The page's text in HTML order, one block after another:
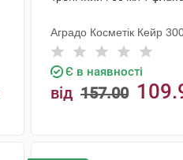
Аградо Косметік Кейр
Є в наявності
від 157.00